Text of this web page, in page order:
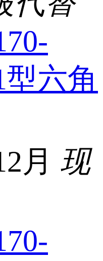
六角
月 现